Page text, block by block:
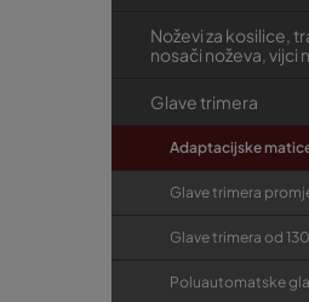
a
Noževi za kosilice,
nosači noževa, vijci
Glave trimera
Adaptacijske
Glave trimera
Glave trimera od
Poluautomatske